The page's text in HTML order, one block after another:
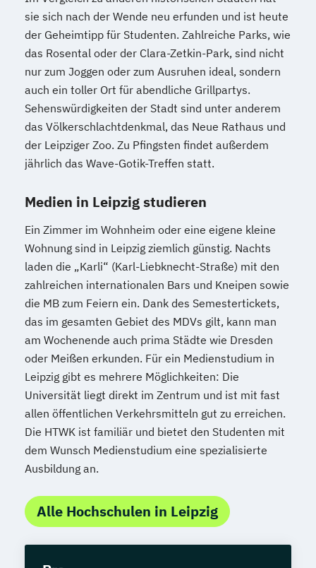
sie sich nach der Wende neu erfunden und ist heute
der Geheimtipp für Studenten. Zahlreiche Parks, wie
das Rosental oder der Clara-Zetkin-Park, sind nicht
nur zum Joggen oder zum Ausruhen ideal, sondern
auch ein toller Ort für abendliche Grillpartys.
Sehenswürdigkeiten der Stadt sind unter anderem
das Völkerschlachtdenkmal, das Neue Rathaus und
der Leipziger Zoo. Zu Pfingsten findet außerdem
jährlich das Wave-Gotik-Treffen statt.
Medien in Leipzig studieren
Ein Zimmer im Wohnheim oder eine eigene kleine
Wohnung sind in Leipzig ziemlich günstig. Nachts
laden die „Karli“ (Karl-Liebknecht-Straße) mit den
zahlreichen internationalen Bars und Kneipen sowie
die MB zum Feiern ein. Dank des Semestertickets,
das im gesamten Gebiet des MDVs gilt, kann man
am Wochenende auch prima Städte wie Dresden
oder Meißen erkunden. Für ein Medienstudium in
Leipzig gibt es mehrere Möglichkeiten: Die
Universität liegt direkt im Zentrum und ist mit fast
allen öffentlichen Verkehrsmitteln gut zu erreichen.
Die HTWK ist familiär und bietet den Studenten mit
dem Wunsch Medienstudium eine spezialisierte
Ausbildung an.
Alle Hochschulen in Leipzig